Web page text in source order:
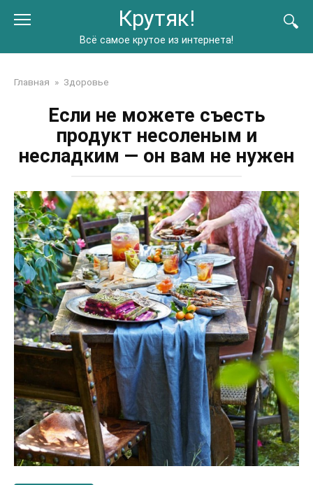
Крутяк!
Всё самое крутое из интернета!
Главная » Здоровье
Если не можете съесть
продукт несоленым и
несладким — он вам не нужен